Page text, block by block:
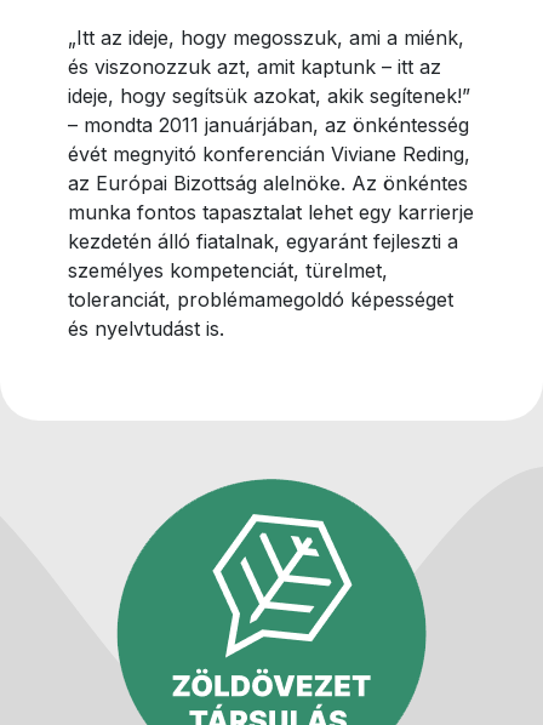
„Itt az ideje, hogy megosszuk, ami a miénk,
és viszonozzuk azt, amit kaptunk – itt az
ideje, hogy segítsük azokat, akik segítenek!”
– mondta 2011 januárjában, az önkéntesség
évét megnyitó konferencián Viviane Reding,
az Európai Bizottság alelnöke. Az önkéntes
munka fontos tapasztalat lehet egy karrierje
kezdetén álló fiatalnak, egyaránt fejleszti a
személyes kompetenciát, türelmet,
toleranciát, problémamegoldó képességet
és nyelvtudást is.